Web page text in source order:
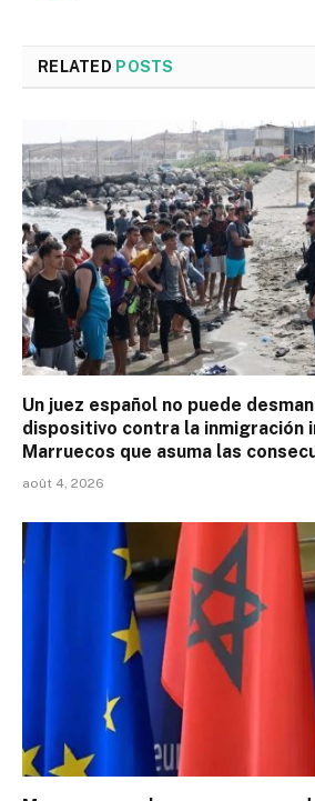
RELATED POSTS
Un juez español no puede
dispositivo contra la inmigración
Marruecos que asuma las
août 4, 2026